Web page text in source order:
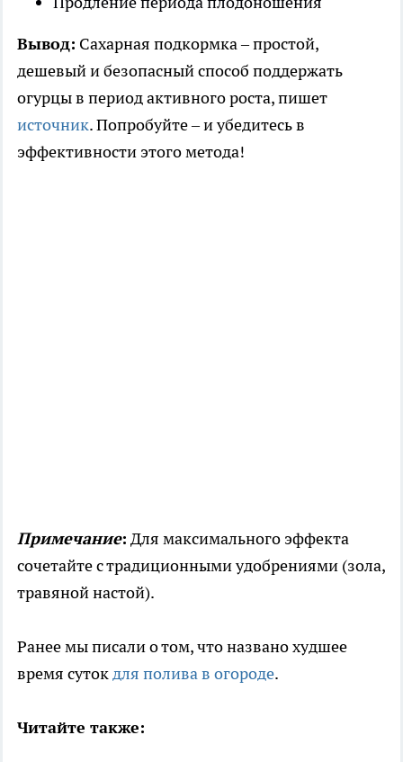
Вывод: Сахарная подкормка – простой,
дешевый и безопасный способ поддержать
огурцы в период активного роста, пишет
источник. Попробуйте – и убедитесь в
эффективности этого метода!
Примечание: Для максимального эффекта
сочетайте с традиционными удобрениями (зола,
травяной настой).
Ранее мы писали о том, что названо худшее
время сутокдля полива в огороде.
Читайте также: